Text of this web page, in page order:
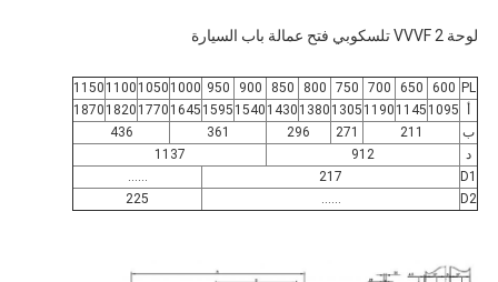
لوحة 2 VVVF تلسكوبي فتح عمالة باب السيارة
PL
600
650
700
750
800
850
900
950
1000
1050
1100
1150
1095
1145
1190
1305
1380
1430
1540
1595
1645
1770
1820
1870
ب
211
271
296
361
436
د
912
1137
D1
217
......
D2
......
225